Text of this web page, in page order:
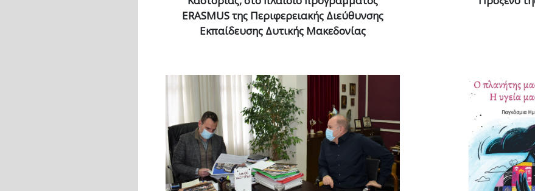
ERASMUS της Περιφερειακής Διεύθυνσης
Εκπαίδευσης Δυτικής Μακεδονίας